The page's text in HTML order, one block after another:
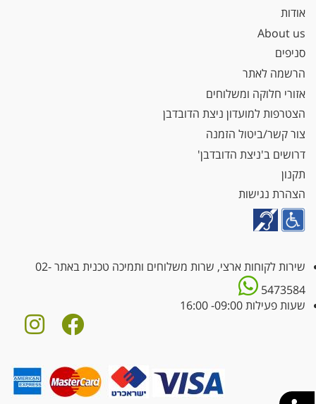
אודות
About us
סניפים
הרשמה לאתר
אזורי חלוקה ומשלוחים
הצטרפות למועדון ניצת הדובדבן
צור קשר/ביטול הזמנה
דרושים ב'ניצת הדובדבן'
תקנון
הצהרת נגישות
שירות לקוחות ארצי, שרות משלוחים ותמיכה טכנית באתר02-
5473584
שעות פעילות 09:00- 16:00